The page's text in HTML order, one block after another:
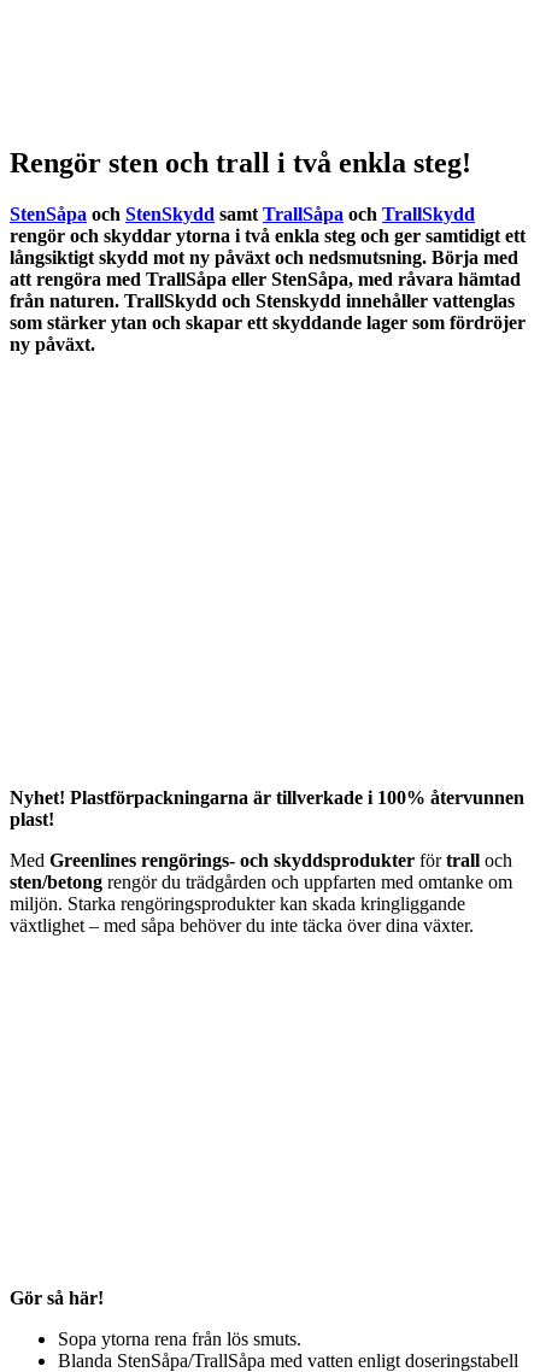
Rengör sten och trall i två enkla steg!
StenSåpa och StenSkydd samt TrallSåpa och TrallSkydd
rengör och skyddar ytorna i två enkla steg och ger samtidigt ett
långsiktigt skydd mot ny påväxt och nedsmutsning. Börja med
att rengöra med TrallSåpa eller StenSåpa, med råvara hämtad
från naturen. TrallSkydd och Stenskydd innehåller vattenglas
som stärker ytan och skapar ett skyddande lager som fördröjer
ny påväxt.
Nyhet! Plastförpackningarna är tillverkade i 100% återvunnen
plast!
Med Greenlines rengörings- och skyddsprodukter förtrall och
sten/betong rengör du trädgården och uppfarten med omtanke om
miljön. Starka rengöringsprodukter kan skada kringliggande
växtlighet – med såpa behöver du inte täcka över dina växter.
Gör så här!
Sopa ytorna rena från lös smuts.
Blanda StenSåpa/TrallSåpa med vatten enligt doseringstabell